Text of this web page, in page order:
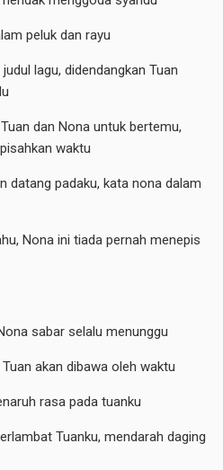
peluk dan rayu
lagu, didendangkan Tuan
dan Nona untuk bertemu,
waktu
datang padaku, kata nona dalam
Nona ini tiada pernah menepis
sabar selalu menunggu
akan dibawa oleh waktu
rasa pada tuanku
Tuanku, mendarah daging